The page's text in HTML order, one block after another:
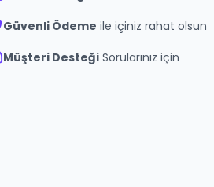
Güvenli Ödeme ile içiniz rahat olsun
Müşteri Desteği Sorularınız için